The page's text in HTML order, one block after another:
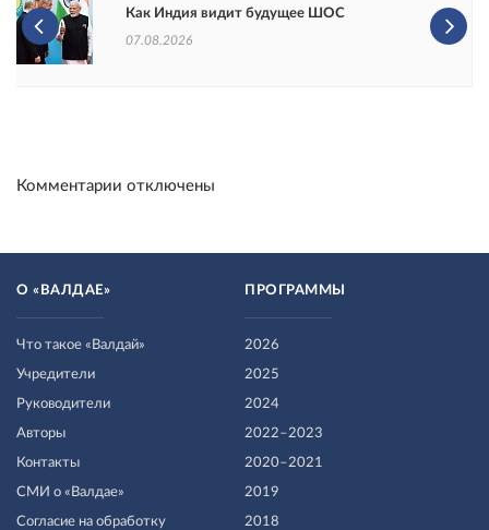
Как Индия видит будущее ШОС
07.08.2026
Комментарии отключены
О «ВАЛДАЕ»
Что такое «Валдай»
Учредители
Руководители
Авторы
Контакты
СМИ о «Валдае»
Согласие на обработку
ПРОГРАММЫ
2026
2025
2024
2022–2023
2020–2021
2019
2018